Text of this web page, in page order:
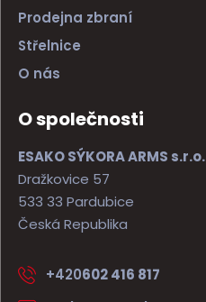
Prodejna zbraní
Střelnice
O nás
O společnosti
ESAKO SÝKORA ARMS s.r.o.
Dražkovice 57
533 33 Pardubice
Česká Republika
+420602 416 817